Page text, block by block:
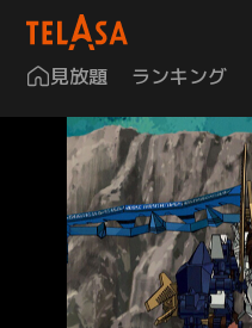
見放題 ランキング